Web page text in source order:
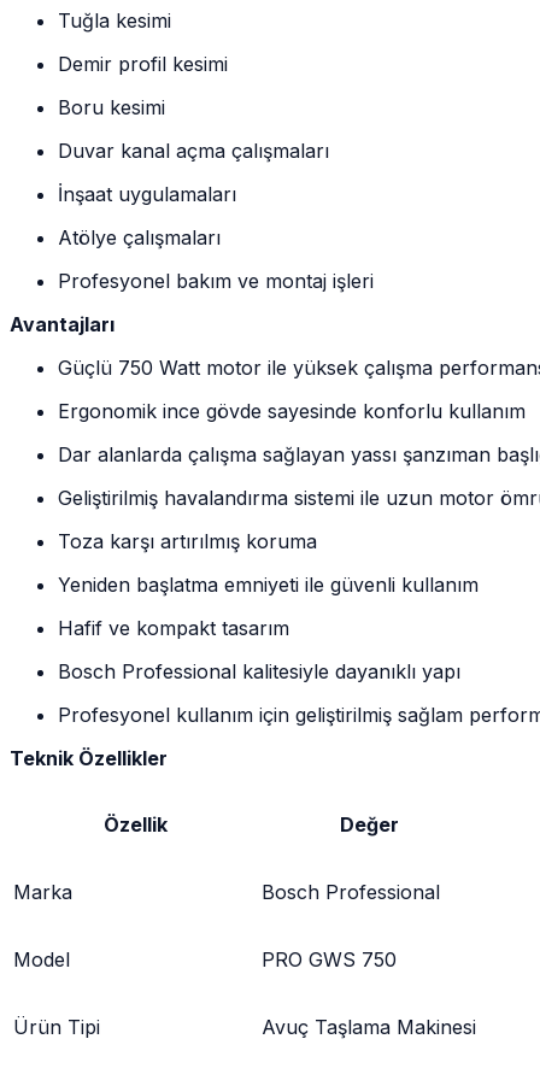
Tuğla kesimi
Demir profil kesimi
Boru kesimi
Duvar kanal açma çalışmaları
İnşaat uygulamaları
Atölye çalışmaları
Profesyonel bakım ve montaj işleri
Avantajları
Güçlü 750 Watt motor ile yüksek çalışma
Ergonomik ince gövde sayesinde konforlu kullanım
Dar alanlarda çalışma sağlayan yassı şanzıman
Geliştirilmiş havalandırma sistemi ile uzun motor
Toza karşı artırılmış koruma
Yeniden başlatma emniyeti ile güvenli kullanım
Hafif ve kompakt tasarım
Bosch Professional kalitesiyle dayanıklı yapı
Profesyonel kullanım için geliştirilmiş sağlam
Teknik Özellikler
Özellik Değer
Marka Bosch Professional
Model PRO GWS 750
Ürün Tipi Avuç Taşlama Makinesi